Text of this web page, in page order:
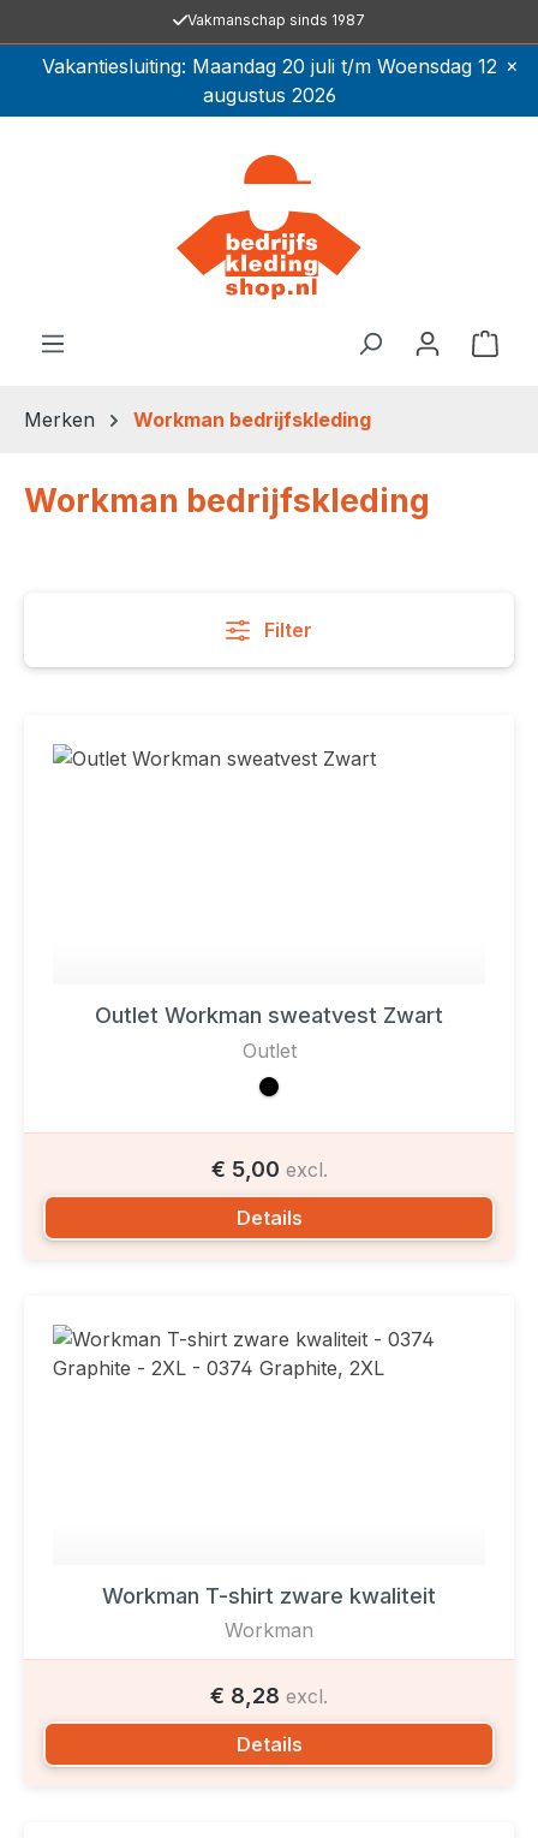
Ga naar de hoofdinhoudVakmanschap sinds 1987
Vakantiesluiting: Maandag 20 juli t/m Woensdag 12
augustus 2026
×
Merken Workman bedrijfskleding
Workman bedrijfskleding
Filter
Outlet Workman sweatvest Zwart
Outlet
€ 5,00 excl.
Details
Workman T-shirt zware kwaliteit
Workman
€ 8,28 excl.
Details